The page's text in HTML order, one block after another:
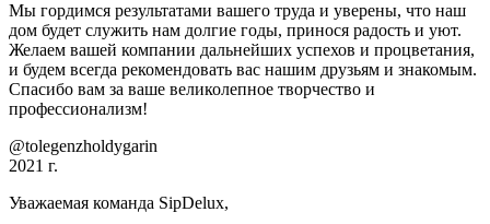
Мы гордимся результатами вашего труда и уверены, что наш
дом будет служить нам долгие годы, принося радость и уют.
Желаем вашей компании дальнейших успехов и процветания,
и будем всегда рекомендовать вас нашим друзьям и знакомым.
Спасибо вам за ваше великолепное творчество и
профессионализм!
@tolegenzholdygarin
2021 г.
Уважаемая команда SipDelux,